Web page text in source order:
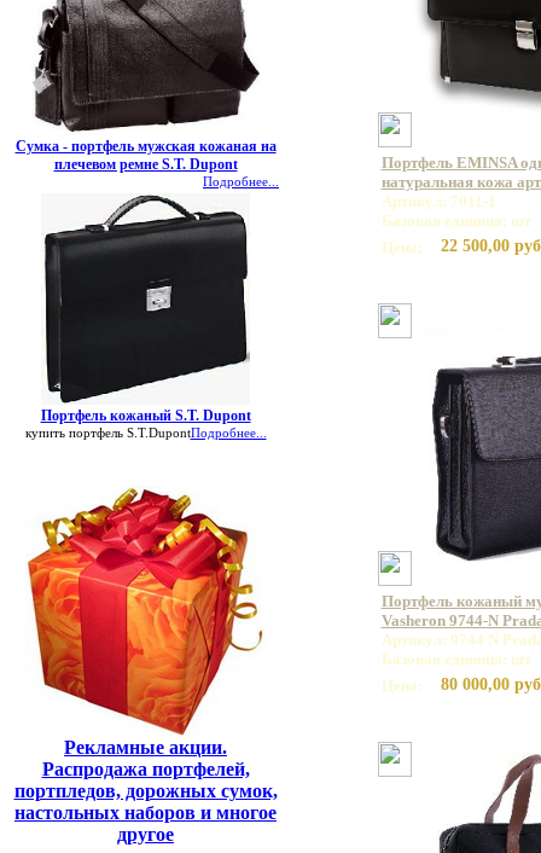
Сумка - портфель мужская кожаная на
плечевом ремне S.T. Dupont
Подробнее...
Портфель кожаный S.T. Dupont
купить портфель S.T.DupontПодробнее...
Рекламные акции.
Распродажа портфелей,
портпледов, дорожных сумок,
настольных наборов и многое
другое
Портфель EMINSA
натуральная кожа
Артикул: 7011-1
Базовая единица: шт
Цена:
22 500,00
Портфель кожаный
Vasheron 9744-N
Артикул: 9744 N
Базовая единица: шт
Цена:
80 000,00